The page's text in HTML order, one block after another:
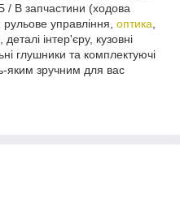
/ В запчастини (ходова
, рульове управління, оптика
інтер'єру, кузовні
глушники та комплектуючі
яким зручним для вас